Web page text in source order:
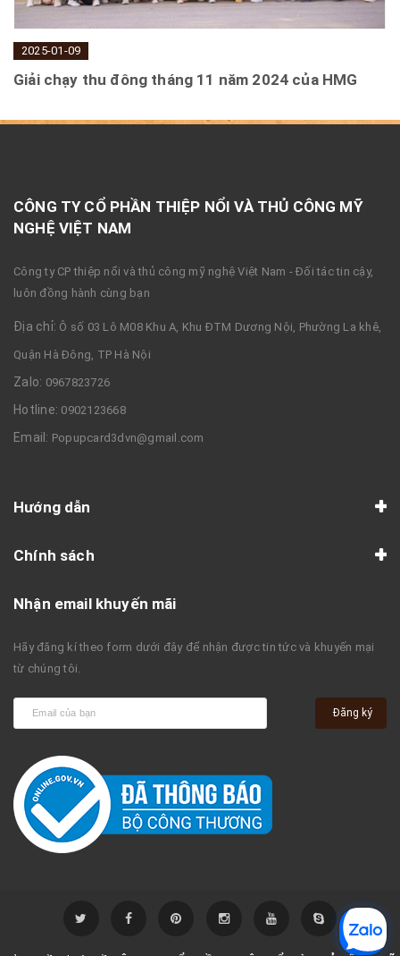
2025-01-09
Giải chạy thu đông tháng 11 năm 2024 của HMG
CÔNG TY CỔ PHẦN THIỆP NỔI VÀ THỦ CÔNG MỸ
NGHỆ VIỆT NAM
Công ty CP thiệp nổi và thủ công mỹ nghệ Việt Nam - Đối tác tin cậy,
luôn đồng hành cùng bạn
Địa chỉ: Ô số 03 Lô M08 Khu A, Khu ĐTM Dương Nội, Phường La khê,
Quận Hà Đông, TP Hà Nội
Zalo: 0967823726
Hotline: 0902123668
Email: Popupcard3dvn@gmail.com
Hướng dẫn
Chính sách
Nhận email khuyến mãi
Hãy đăng kí theo form dưới đây để nhận được tin tức và khuyến mại
từ chúng tôi.
Đăng ký